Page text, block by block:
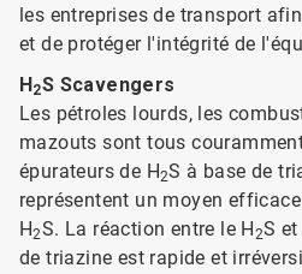
les entreprises de transport
et de protéger l'intégrité de
H2S Scavengers
Les pétroles lourds, les
mazouts sont tous
épurateurs de H2S à base de
représentent un moyen
H2S. La réaction entre le H2S
de triazine est rapide et